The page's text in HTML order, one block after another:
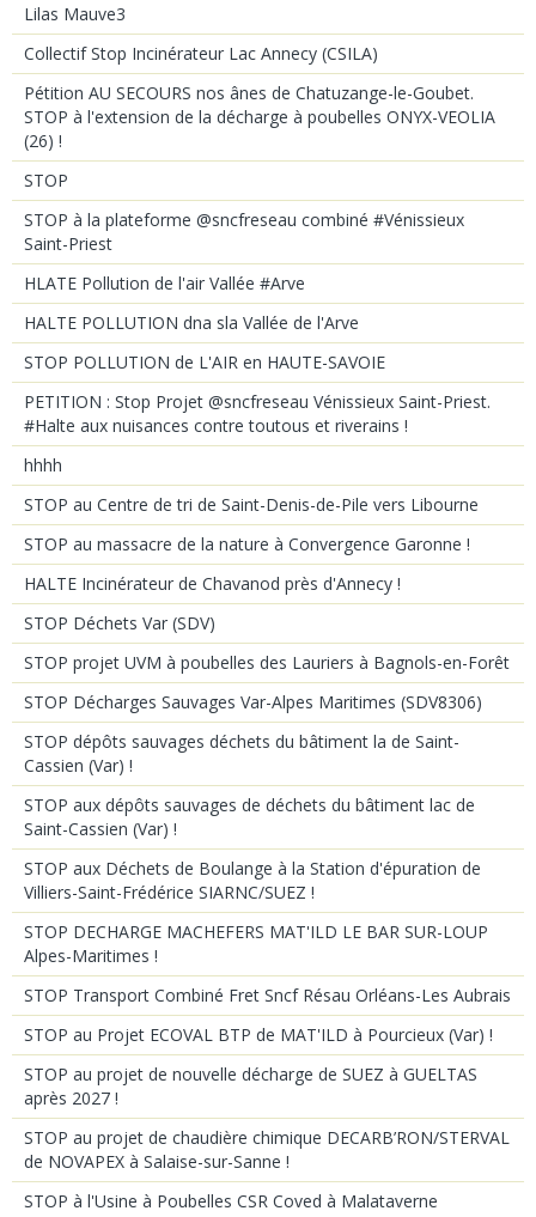
Lilas Mauve3
Collectif Stop Incinérateur Lac Annecy (CSILA)
Pétition AU SECOURS nos ânes de Chatuzange-le-Goubet.
STOP à l'extension de la décharge à poubelles ONYX-VEOLIA
(26) !
STOP
STOP à la plateforme @sncfreseau combiné #Vénissieux
Saint-Priest
HLATE Pollution de l'air Vallée #Arve
HALTE POLLUTION dna sla Vallée de l'Arve
STOP POLLUTION de L'AIR en HAUTE-SAVOIE
PETITION : Stop Projet @sncfreseau Vénissieux Saint-Priest.
#Halte aux nuisances contre toutous et riverains !
hhhh
STOP au Centre de tri de Saint-Denis-de-Pile vers Libourne
STOP au massacre de la nature à Convergence Garonne !
HALTE Incinérateur de Chavanod près d'Annecy !
STOP Déchets Var (SDV)
STOP projet UVM à poubelles des Lauriers à Bagnols-en-Forêt
STOP Décharges Sauvages Var-Alpes Maritimes (SDV8306)
STOP dépôts sauvages déchets du bâtiment la de Saint-
Cassien (Var) !
STOP aux dépôts sauvages de déchets du bâtiment lac de
Saint-Cassien (Var) !
STOP aux Déchets de Boulange à la Station d'épuration de
Villiers-Saint-Frédérice SIARNC/SUEZ !
STOP DECHARGE MACHEFERS MAT'ILD LE BAR SUR-LOUP
Alpes-Maritimes !
STOP Transport Combiné Fret Sncf Résau Orléans-Les Aubrais
STOP au Projet ECOVAL BTP de MAT'ILD à Pourcieux (Var) !
STOP au projet de nouvelle décharge de SUEZ à GUELTAS
après 2027 !
STOP au projet de chaudière chimique DECARB’RON/STERVAL
de NOVAPEX à Salaise-sur-Sanne !
STOP à l'Usine à Poubelles CSR Coved à Malataverne